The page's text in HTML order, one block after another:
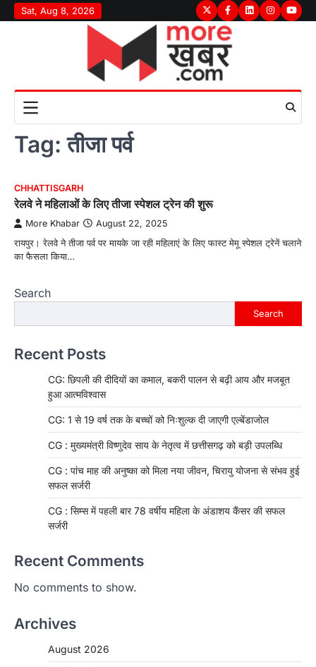
Skip
to
Sat, Aug 8, 2026 TwitterFacebook
LinkedInInstagram
Tag:तीजा पर्व
CHHATTISGARH
रेलवे ने महिलाओं के लिए तीजा स्पेशल ट्रेन की शुरू
More Khabar August 22, 2025
रायपुर। रेलवे ने तीजा पर्व पर मायके जा रही महिलाएं के लिए फास्ट मेमू स्पेशल ट्रेनें चलाने
का फैसला किया…
Search
Search
Recent Posts
CG: छिपली की दीदियों का कमाल, बकरी पालन से बढ़ी आय और मजबूत
हुआ आत्मविश्वास
CG: 1 से 19 वर्ष तक के बच्चों को निःशुल्क दी जाएगी एल्बेंडाजोल
CG : मुख्यमंत्री विष्णुदेव साय के नेतृत्व में छत्तीसगढ़ को बड़ी उपलब्धि
CG : पांच माह की अनुष्का को मिला नया जीवन, चिरायु योजना से संभव हुई
सफल सर्जरी
CG : सिम्स में पहली बार 78 वर्षीय महिला के अंडाशय कैंसर की सफल
सर्जरी
Recent Comments
No comments to show.
Archives
August 2026